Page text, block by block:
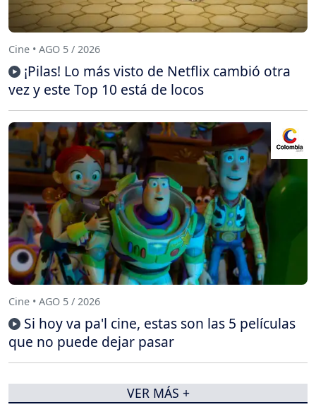
Cine • AGO 5 / 2026
¡Pilas! Lo más visto de Netflix cambió otra
vez y este Top 10 está de locos
Cine • AGO 5 / 2026
Si hoy va pa'l cine, estas son las 5 películas
que no puede dejar pasar
VER MÁS +